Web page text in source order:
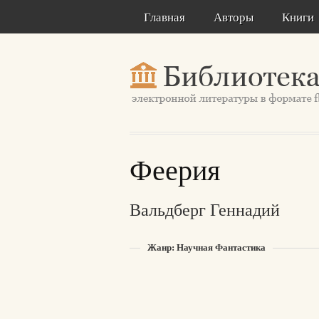
Главная Авторы Книги
Феерия
Вальдберг Геннадий
Жанр: Научная Фантастика